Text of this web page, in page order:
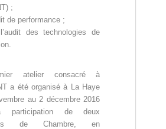
ل
ـ
م
ح
ـ
l
e
n
a
;
de performance ;
des technologies de
atelier consacré à
a été organisé à La Haye
au 2 décembre 2016
participation de deux
de Chambre, en